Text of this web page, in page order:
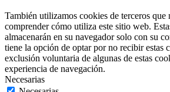
También utilizamos cookies de terceros que
comprender cómo utiliza este sitio web.
almacenarán en su navegador solo con su
tiene la opción de optar por no recibir estas
exclusión voluntaria de algunas de estas
experiencia de navegación.
Necesarias